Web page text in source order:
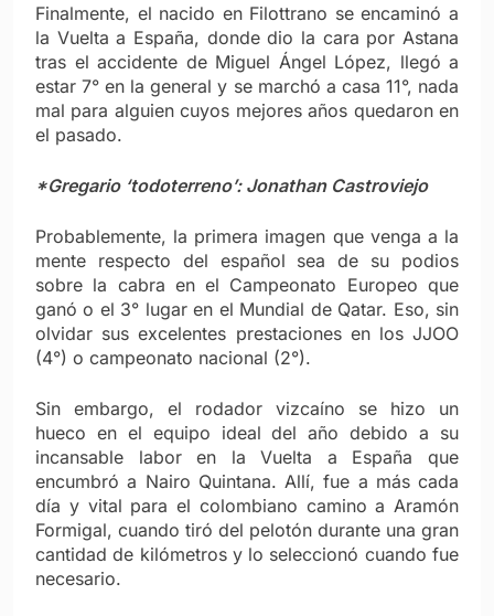
Finalmente, el nacido en Filottrano se encaminó a
la Vuelta a España, donde dio la cara por Astana
tras el accidente de Miguel Ángel López, llegó a
estar 7° en la general y se marchó a casa 11°, nada
mal para alguien cuyos mejores años quedaron en
el pasado.
*Gregario ‘todoterreno’: Jonathan Castroviejo
Probablemente, la primera imagen que venga a la
mente respecto del español sea de su podios
sobre la cabra en el Campeonato Europeo que
ganó o el 3° lugar en el Mundial de Qatar. Eso, sin
olvidar sus excelentes prestaciones en los JJOO
(4°) o campeonato nacional (2°).
Sin embargo, el rodador vizcaíno se hizo un
hueco en el equipo ideal del año debido a su
incansable labor en la Vuelta a España que
encumbró a Nairo Quintana. Allí, fue a más cada
día y vital para el colombiano camino a Aramón
Formigal, cuando tiró del pelotón durante una gran
cantidad de kilómetros y lo seleccionó cuando fue
necesario.